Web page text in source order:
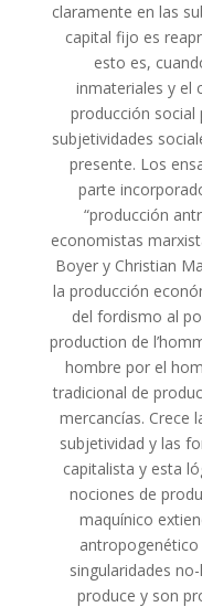
claramente en las
capital fijo es
esto es,
inmateriales y el
producción social
subjetividades
presente. Los
parte
“producción
economistas
Boyer y Christian
la producción
del fordismo al
production de
hombre por el
tradicional de
mercancías. Crece
subjetividad y las
capitalista y esta
nociones de
maquínico
singularidades
produce y son